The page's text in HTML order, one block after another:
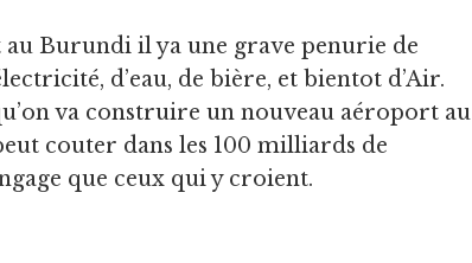
d’eau, de bière, et bientot d’Air.
va construire un nouveau aéroport au
couter dans les 100 milliards de
que ceux qui y croient.